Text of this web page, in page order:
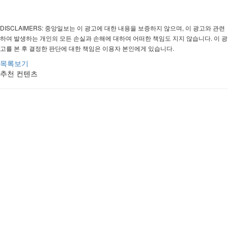
DISCLAIMERS: 중앙일보는 이 광고에 대한 내용을 보증하지 않으며, 이 광고와 관련
하여 발생하는 개인의 모든 손실과 손해에 대하여 어떠한 책임도 지지 않습니다. 이 광
고를 본 후 결정한 판단에 대한 책임은 이용자 본인에게 있습니다.
목록보기
추천 컨텐츠